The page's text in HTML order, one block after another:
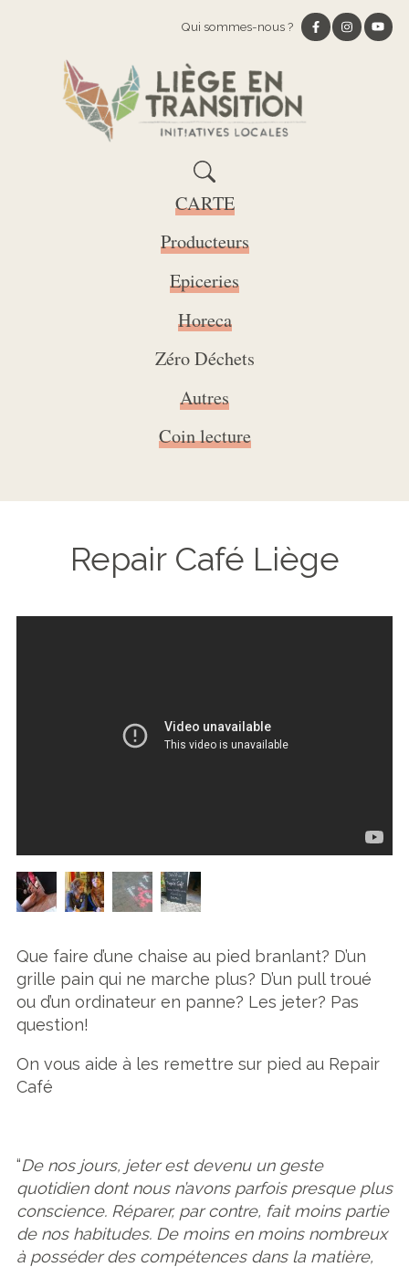
Qui sommes-nous ?
CARTE
Producteurs
Epiceries
Horeca
Zéro Déchets
Autres
Coin lecture
Repair Café Liège
Que faire d’une chaise au pied branlant? D’un
grille pain qui ne marche plus? D’un pull troué
ou d’un ordinateur en panne? Les jeter? Pas
question!
On vous aide à les remettre sur pied au Repair
Café
“De nos jours, jeter est devenu un geste
quotidien dont nous n’avons parfois presque plus
conscience. Réparer, par contre, fait moins partie
de nos habitudes. De moins en moins nombreux
à posséder des compétences dans la matière,